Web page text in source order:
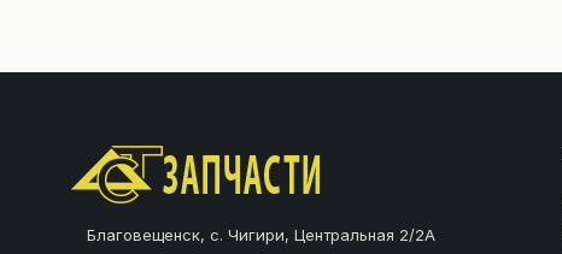
Благовещенск, с. Чигири, Центральная 2/2А